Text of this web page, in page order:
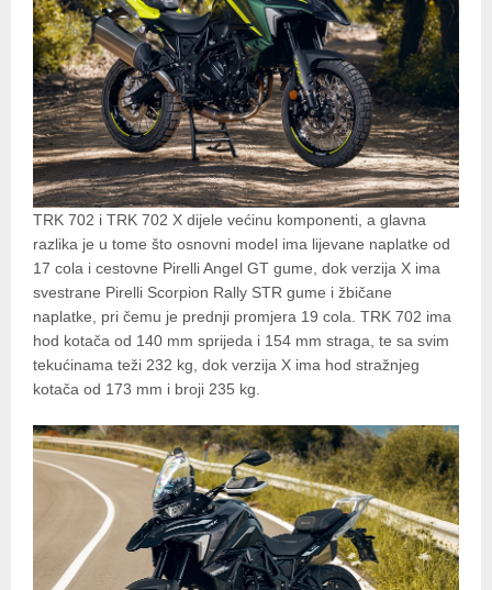
TRK 702 i TRK 702 X dijele većinu komponenti, a glavna
razlika je u tome što osnovni model ima lijevane naplatke od
17 cola i cestovne Pirelli Angel GT gume, dok verzija X ima
svestrane Pirelli Scorpion Rally STR gume i žbičane
naplatke, pri čemu je prednji promjera 19 cola. TRK 702 ima
hod kotača od 140 mm sprijeda i 154 mm straga, te sa svim
tekućinama teži 232 kg, dok verzija X ima hod stražnjeg
kotača od 173 mm i broji 235 kg.